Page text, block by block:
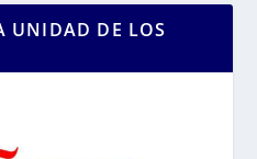
UNIDAD DE LOS